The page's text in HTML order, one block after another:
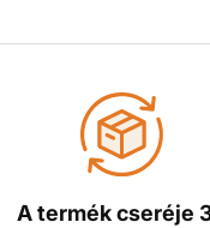
A termék cseréje